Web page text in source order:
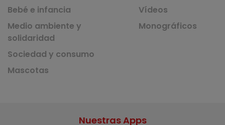
Bebé e infancia
Medio ambiente y
solidaridad
Sociedad y consumo
Mascotas
Vídeos
Monográficos
Nuestras Apps